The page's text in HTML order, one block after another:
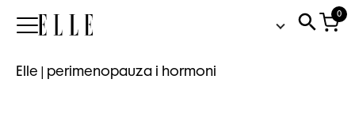
Elle
0
Elle perimenopauza i hormoni